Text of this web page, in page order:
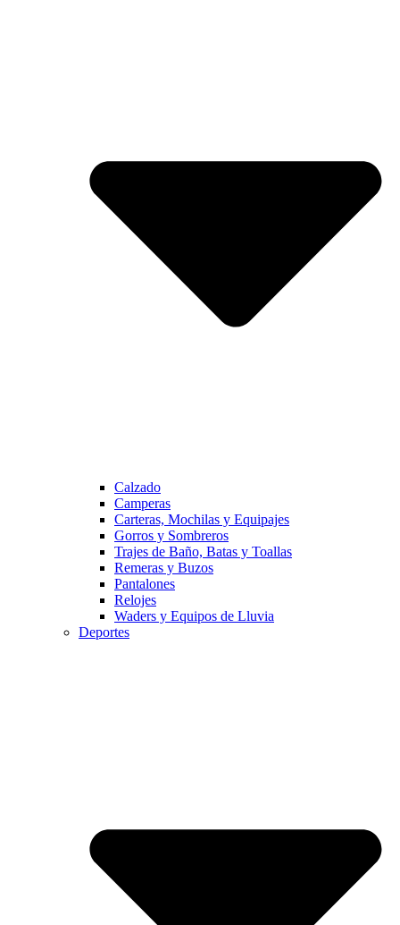
Calzado
Camperas
Carteras, Mochilas y Equipajes
Gorros y Sombreros
Trajes de Baño, Batas y Toallas
Remeras y Buzos
Pantalones
Relojes
Waders y Equipos de Lluvia
Deportes